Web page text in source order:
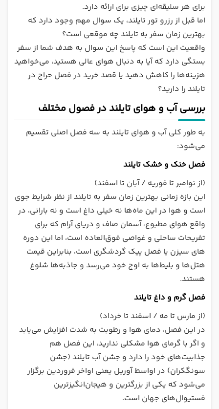
برای هر سلیقه‌ای چیزی برای ارائه دارد.
اما قبل از رزرو تور تایلند، یک سوال مهم وجود دارد که
بهترین زمان سفر به تایلند چه موقعی است؟
واقعیت این است که پاسخ این سوال به هدف شما از سفر
بستگی دارد که آیا به دنبال هوای عالی هستید، می‌خواهید
هزینه‌ها را کاهش دهید یا قصد خرید در فصل حراج در
تایلند را دارید؟
بررسی آب و هوای تایلند در فصول مختلف
به طور کلی آب و هوای تایلند به سه فصل اصلی تقسیم
می‌شود:
فصل خنک و خشک تایلند
(از نوامبر تا فوریه / آبان تا اسفند)
این بازه زمانی بهترین زمان سفر به تایلند از نظر شرایط جوی
است و هوا در این ماه‌ها نه خیلی داغ است و نه بارانی، در
واقع هوای مطبوع، آسمان صاف و دریای آرام که برای
تفریحات ساحلی و غواصی فوق‌العاده است، اما این دوره
های سیزن یا فصل پیک گردشگری است، بنابراین قیمت
هتل‌ها و بلیط‌ها به اوج خود می‌رسد و جاذبه‌ها شلوغ
هستند.
فصل گرم و داغ تایلند
(از مارس تا مه / اسفند تا خرداد)
در این فصل، دمای هوا و رطوبت به شدت افزایش می‌یابد
و اگر با گرمای هوا مشکلی ندارید، این فصل هم
جذابیت‌های خود را دارد و جشن آب تایلند (جشن
سونگکران) در اواسط آوریل یعنی اواخر فروردین برگزار
می‌شود که یکی از بزرگترین و هیجان‌انگیزترین
فستیوال‌های جهان است.